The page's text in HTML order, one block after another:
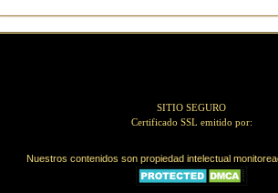
SITIO SEGURO
Certificado SSL emitido por:
Nuestros contenidos son propiedad intelectual